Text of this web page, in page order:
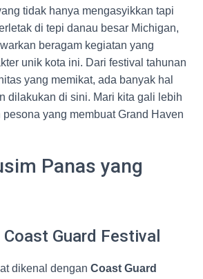
tidak hanya mengasyikkan tapi
di tepi danau besar Michigan,
beragam kegiatan yang
unik kota ini. Dari festival tahunan
yang memikat, ada banyak hal
dilakukan di sini. Mari kita gali lebih
yang membuat Grand Haven
Panas yang
Guard Festival
dikenal dengan Coast Guard